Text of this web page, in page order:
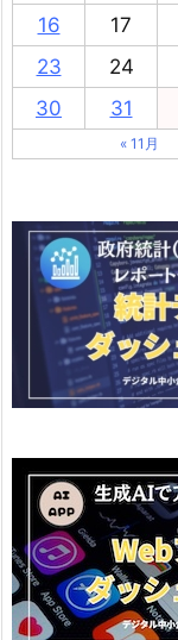
16
17
23
24
30
31
« 11月